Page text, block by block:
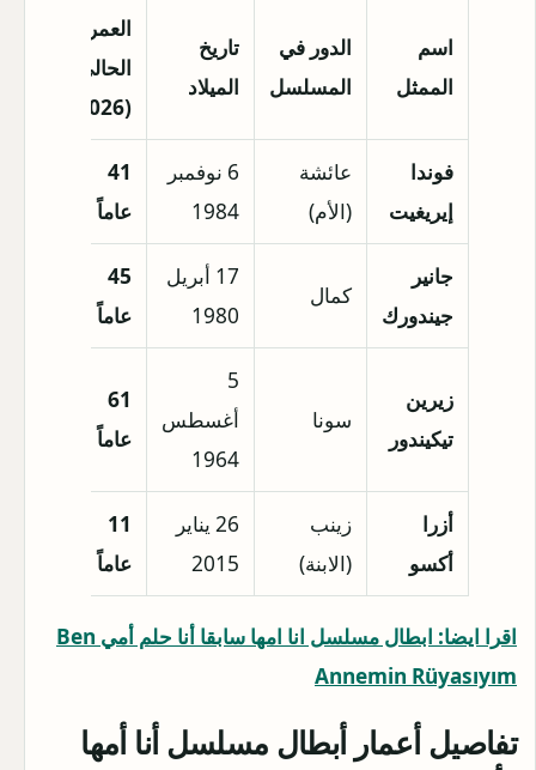
اسم
الممثل
الدور في
المسلسل
تاريخ
الميلاد
العمر
الحالي
(2026)
فوندا
إيريغيت
عائشة
(الأم)
6 نوفمبر
1984
41
عاماً
جانير
جيندورك
كمال
17 أبريل
1980
45
عاماً
زيرين
تيكيندور
سونا
5
أغسطس
1964
61
عاماً
أزرا
أكسو
زينب
(الابنة)
26 يناير
2015
11
عاماً
اقرا ايضا: ابطال مسلسل انا امها سابقا أنا حلم أمي Ben
Annemin Rüyasıyım‬⁩
تفاصيل أعمار أبطال مسلسل أنا أمها